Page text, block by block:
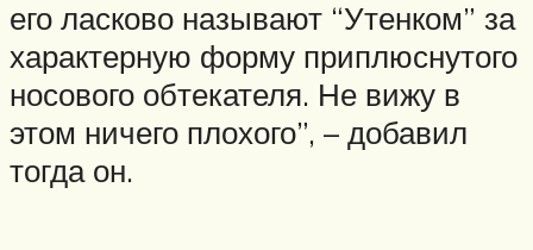
его ласково называют “Утенком” за
характерную форму приплюснутого
носового обтекателя. Не вижу в
этом ничего плохого”, – добавил
тогда он.